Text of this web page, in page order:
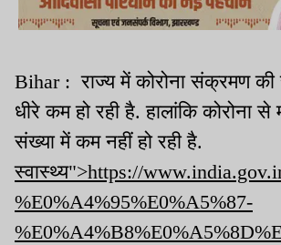
Bihar : राज्य में कोरोना संक्रमण की
धीरे कम हो रही है. हालांकि कोरोना से
संख्या में कम नहीं हो रही है.
स्वास्थ्य">https://
%E0%A4%95%E0%A5%87-